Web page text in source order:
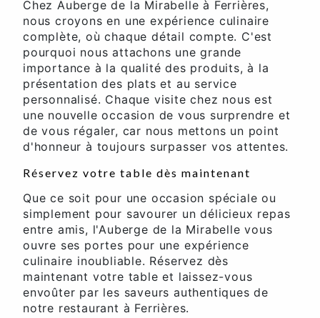
Chez Auberge de la Mirabelle à Ferrières,
nous croyons en une expérience culinaire
complète, où chaque détail compte. C'est
pourquoi nous attachons une grande
importance à la qualité des produits, à la
présentation des plats et au service
personnalisé. Chaque visite chez nous est
une nouvelle occasion de vous surprendre et
de vous régaler, car nous mettons un point
d'honneur à toujours surpasser vos attentes.
Réservez votre table dès maintenant
Que ce soit pour une occasion spéciale ou
simplement pour savourer un délicieux repas
entre amis, l'Auberge de la Mirabelle vous
ouvre ses portes pour une expérience
culinaire inoubliable. Réservez dès
maintenant votre table et laissez-vous
envoûter par les saveurs authentiques de
notre restaurant à Ferrières.